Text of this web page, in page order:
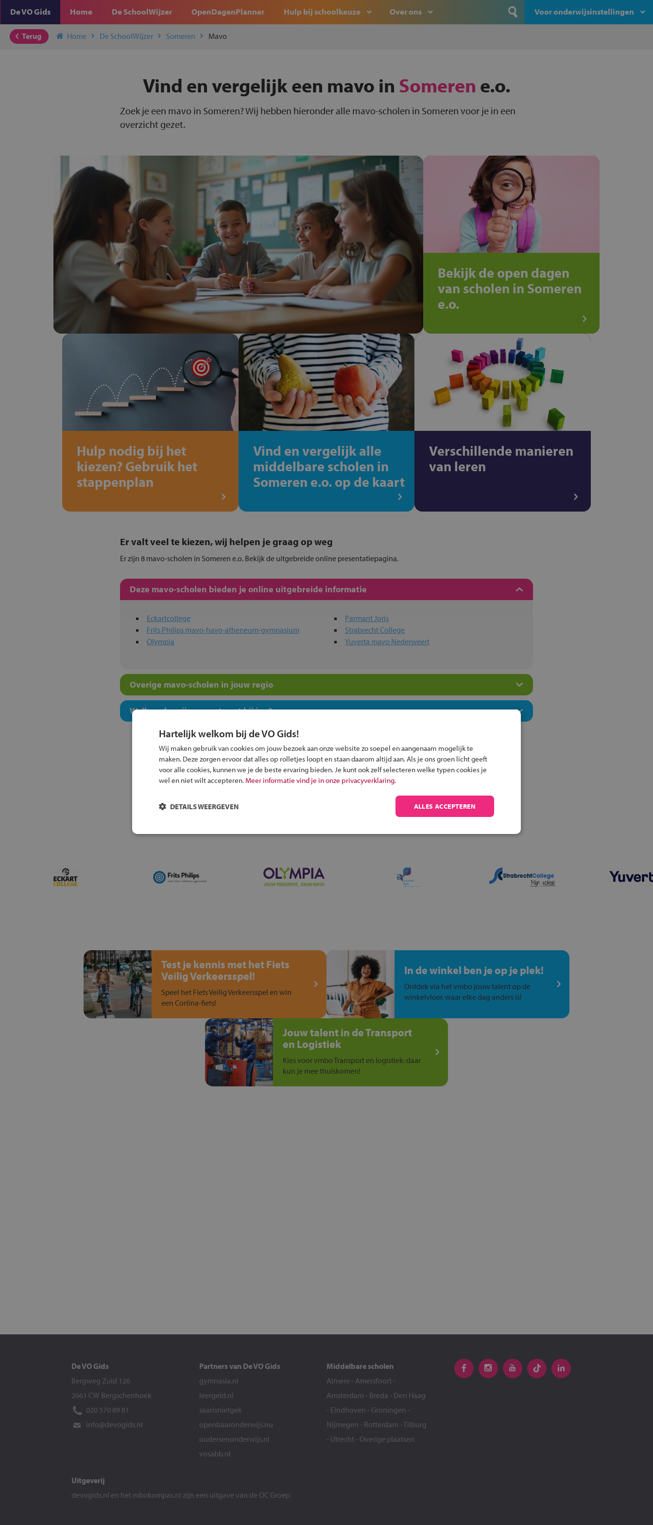
De VO Gids Home De SchoolWijzer OpenDagenPlanner Hulp bij schoolkeuze Over ons Voor onderwijsinstellingen
Terug Home De SchoolWijzer Someren Mavo
Vind en vergelijk een mavo in Someren e.o.
Zoek je een mavo in Someren? Wij hebben hieronder alle mavo-scholen in Someren voor je in een
overzicht gezet.
Bekijk de open dagen
van scholen in Someren
e.o.
Hulp nodig bij het
kiezen? Gebruik het
stappenplan
Vind en vergelijk alle
middelbare scholen in
Someren e.o. op de kaart
Verschillende manieren
van leren
Er valt veel te kiezen, wij helpen je graag op weg
Er zijn 8 mavo-scholen in Someren e.o. Bekijk de uitgebreide online presentatiepagina.
Deze mavo-scholen bieden je online uitgebreide informatie
Eckartcollege
Frits Philips mavo-havo-atheneum-gymnasium
Olympia
Parmant Joris
Strabrecht College
Yuverta mavo Nederweert
Overige mavo-scholen in jouw regio
Welk onderwijsconcept past bij jou?
Inschrijven?
Alle informatie om je kind aan te melden bij
Test je kennis met het Fiets
Veilig Verkeersspel!
Speel het Fiets Veilig Verkeersspel en win
een Cortina-fiets!
In de winkel ben je op je plek!
Ontdek via het vmbo jouw talent op de
winkelvloer, waar elke dag anders is!
Jouw talent in de Transport
en Logistiek
Kies voor vmbo Transport en logistiek: daar
kun je mee thuiskomen!
De VO Gids
Bergweg Zuid 126
2661 CW Bergschenhoek
020 570 89 81
info@devogids.nl
Partners van De VO Gids
gymnasia.nl
leergeld.nl
saarisnietgek
openbaaronderwijs.nu
oudersenonderwijs.nl
vosabb.nl
Middelbare scholen
Almere - Amersfoort -
Amsterdam - Breda - Den Haag
- Eindhoven - Groningen -
Nijmegen - Rotterdam -Tilburg
- Utrecht - Overige plaatsen
Uitgeverij
devogids.nl en het mbokompas.nl zijn een uitgave van de OC Groep
Hartelijk welkom bij de VO Gids!
Wij maken gebruik van cookies om jouw bezoek aan onze website zo soepel en aangenaam mogelijk te
maken. Deze zorgen ervoor dat alles op rolletjes loopt en staan daarom altijd aan. Als je ons groen licht geeft
voor alle cookies, kunnen we je de beste ervaring bieden. Je kunt ook zelf selecteren welke typen cookies je
wel en niet wilt accepteren. Meer informatie vind je in onze privacyverklaring.
ALLES ACCEPTEREN
DETAILS WEERGEVEN